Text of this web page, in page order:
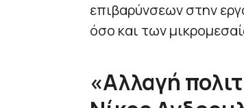
επιβαρύνσεων στην
όσο και των
«Αλλαγή